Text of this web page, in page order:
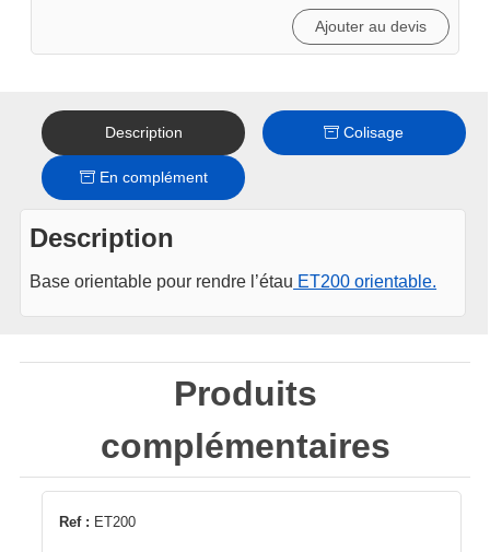
Ajouter au devis
Description Colisage
En complément
Description
Base orientable pour rendre l’étau ET200 orientable.
Produits
complémentaires
Ref : ET200